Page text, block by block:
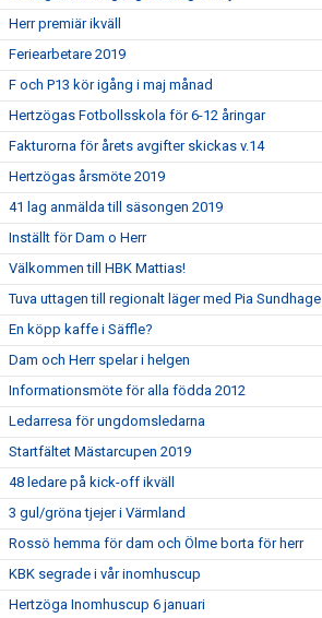
Herr premiär ikväll
Feriearbetare 2019
F och P13 kör igång i maj månad
Hertzögas Fotbollsskola för 6-12 åringar
Fakturorna för årets avgifter skickas v.14
Hertzögas årsmöte 2019
41 lag anmälda till säsongen 2019
Inställt för Dam o Herr
Välkommen till HBK Mattias!
Tuva uttagen till regionalt läger med Pia Sundhage
En köpp kaffe i Säffle?
Dam och Herr spelar i helgen
Informationsmöte för alla födda 2012
Ledarresa för ungdomsledarna
Startfältet Mästarcupen 2019
48 ledare på kick-off ikväll
3 gul/gröna tjejer i Värmland
Rossö hemma för dam och Ölme borta för herr
KBK segrade i vår inomhuscup
Hertzöga Inomhuscup 6 januari